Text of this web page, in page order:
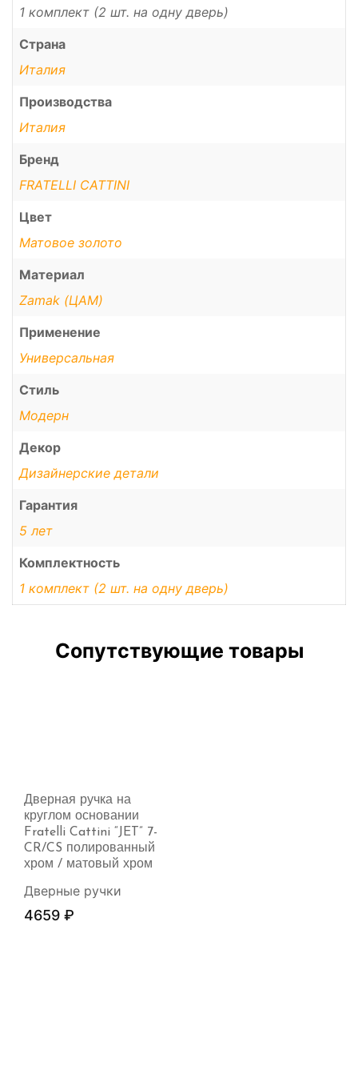
1 комплект (2 шт. на одну дверь)
Страна
Италия
Производства
Италия
Бренд
FRATELLI CATTINI
Цвет
Матовое золото
Материал
Zamak (ЦАМ)
Применение
Универсальная
Стиль
Модерн
Декор
Дизайнерские детали
Гарантия
5 лет
Комплектность
1 комплект (2 шт. на одну дверь)
Сопутствующие товары
Дверная ручка на
круглом основании
Fratelli Cattini “JET” 7-
CR/CS полированный
хром / матовый хром
Дверные ручки
4659 ₽